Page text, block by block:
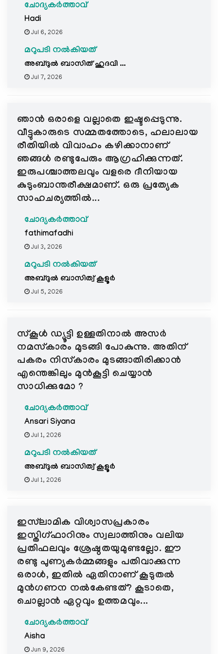
ചോദ്യകർത്താവ്
Hadi
Jul 6, 2026
മറുപടി നൽകിയത്
അബ്ദുൽ ബാസിത് ഹുദവി ...
Jul 7, 2026
ഞാൻ ഒരാളെ വല്ലാതെ ഇഷ്ടപ്പെടുന്നു.
വീട്ടുകാരുടെ സമ്മതത്തോടെ, ഹലാലായ
രീതിയിൽ വിവാഹം കഴിക്കാനാണ്
ഞങ്ങൾ രണ്ടുപേരും ആഗ്രഹിക്കുന്നത്.
ഇരുപശ്ചാത്തലവും വളരെ ദീനിയായ
കുടുംബാന്തരീക്ഷമാണ്. ഒരു പ്രത്യേക
സാഹചര്യത്തിൽ...
ചോദ്യകർത്താവ്
fathimafadhi
Jul 3, 2026
മറുപടി നൽകിയത്
അബ്ദുല്‍ ബാസിത്വ് കൂളൂര്‍
Jul 5, 2026
സ്കൂൾ ഡ്യൂട്ടി ഉള്ളതിനാൽ അസർ
നമസ്കാരം മുടങ്ങി പോകുന്നു. അതിന്
പകരം നിസ്കാരം മുടങ്ങാതിരിക്കാൻ
എന്തെങ്കിലും മുൻകൂട്ടി ചെയ്യാൻ
സാധിക്കുമോ ?
ചോദ്യകർത്താവ്
Ansari Siyana
Jul 1, 2026
മറുപടി നൽകിയത്
അബ്ദുല്‍ ബാസിത്വ് കൂളൂര്‍
Jul 1, 2026
ഇസ്‌ലാമിക വിശ്വാസപ്രകാരം
ഇസ്തിഗ്ഫാറിനും സ്വലാത്തിനും വലിയ
പ്രതിഫലവും ശ്രേഷ്ഠതയുമുണ്ടല്ലോ. ഈ
രണ്ടു പുണ്യകർമ്മങ്ങളും പതിവാക്കുന്ന
ഒരാൾ, ഇതിൽ ഏതിനാണ് കൂടുതൽ
മുൻഗണന നൽകേണ്ടത്? കൂടാതെ,
ചൊല്ലാൻ ഏറ്റവും ഉത്തമവും...
ചോദ്യകർത്താവ്
Aisha
Jun 9, 2026